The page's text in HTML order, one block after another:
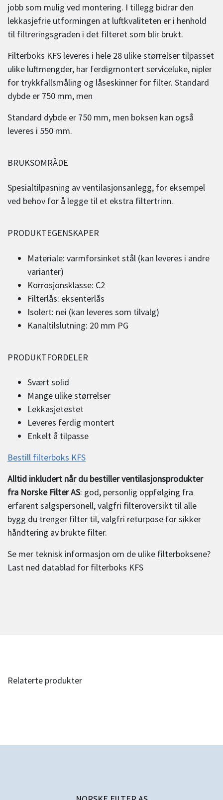
jobb som mulig ved montering. I tillegg bidrar den
lekkasjefrie utformingen at luftkvaliteten er i henhold
til filtreringsgraden i det filteret som blir brukt.
Filterboks KFS leveres i hele 28 ulike størrelser tilpasset
ulike luftmengder, har ferdigmontert serviceluke, nipler
for trykkfallsmåling og låseskinner for filter. Standard
dybde er 750 mm, men
Standard dybde er 750 mm, men boksen kan også
leveres i 550 mm.
BRUKSOMRÅDE
Spesialtilpasning av ventilasjonsanlegg, for eksempel
ved behov for å legge til et ekstra filtertrinn.
PRODUKTEGENSKAPER
Materiale: varmforsinket stål (kan leveres i andre
varianter)
Korrosjonsklasse: C2
Filterlås: eksenterlås
Isolert: nei (kan leveres som tilvalg)
Kanaltilslutning: 20 mm PG
PRODUKTFORDELER
Svært solid
Mange ulike størrelser
Lekkasjetestet
Leveres ferdig montert
Enkelt å tilpasse
Bestill filterboks KFS
Alltid inkludert når du bestiller ventilasjonsprodukter
fra Norske Filter AS: god, personlig oppfølging fra
erfarent salgspersonell, valgfri filteroversikt til alle
bygg du trenger filter til, valgfri returpose for sikker
håndtering av brukte filter.
Se mer teknisk informasjon om de ulike filterboksene?
Last ned datablad for filterboks KFS
Relaterte produkter